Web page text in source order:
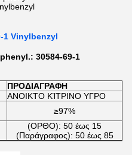
1 Vinylbenzyl
30584-69-1
ΠΡΟΔΙΑΓΡΑΦΗ
ΑΝΟΙΚΤΟ ΚΊΤΡΙΝΟ ΥΓΡΟ
≥97%
(ΟΡΘΟ): 50 έως 15
(Παράγραφος): 50 έως 85